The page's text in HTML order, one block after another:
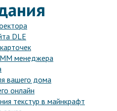
DLE
менеджера
вашего дома
онлайн
текстур в майнкрафт